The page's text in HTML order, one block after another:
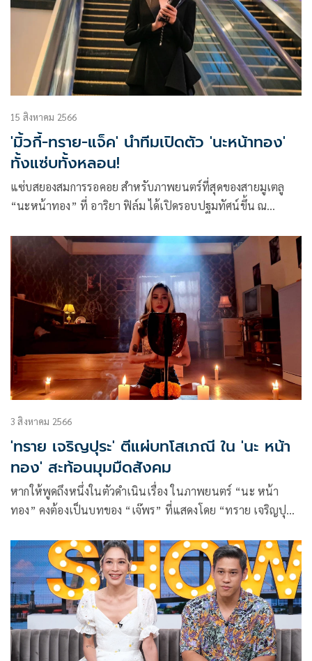
15 สิงหาคม 2566
'มิ้วกี้-ทราย-แจ็ค' นำทีมเปิดตัว 'นะหน้าทอง'
ทั้งแซ่บทั้งหลอน!
แซ่บสยองสมการรอคอย สำหรับภาพยนตร์ที่สุดของสายมูเตลู
“นะหน้าทอง” ที่ อาริยา ฟิล์ม ได้เปิดรอบปฐมทัศน์ขึ้น ณ
แบบจัดเต็ม นำโดย มิ้วกี้ ไปรยา, ทราย เจริญปุระ, แจ็ค แบล็ค
แจ็ค, หล่ง ซื่อ ลี, ตวง สาวิกา, ซู นันท์นิชา, มายมิ้น ณัฏฐณิชา
และ อาจารย์หนึ่ง ภาณุวัฒน์
3 สิงหาคม 2566
'ทราย เจริญปุระ' ตีแผ่บทโสเภณี ใน 'นะ หน้า
ทอง' สะท้อนมุมมืดสังคม
หากให้พูดถึงหนึ่งในตัวดำเนินเรื่อง ในภาพยนตร์ “นะ หน้า
ทอง” คงต้องเป็นบทของ “เจ๊พร” ที่แสดงโดย “ทราย เจริญปุ
“เอม” ที่แสดงโดยเน็ตไอดอลสาว “มิ้วกี้ ไปรยา” นางเอกของ
เรื่อง